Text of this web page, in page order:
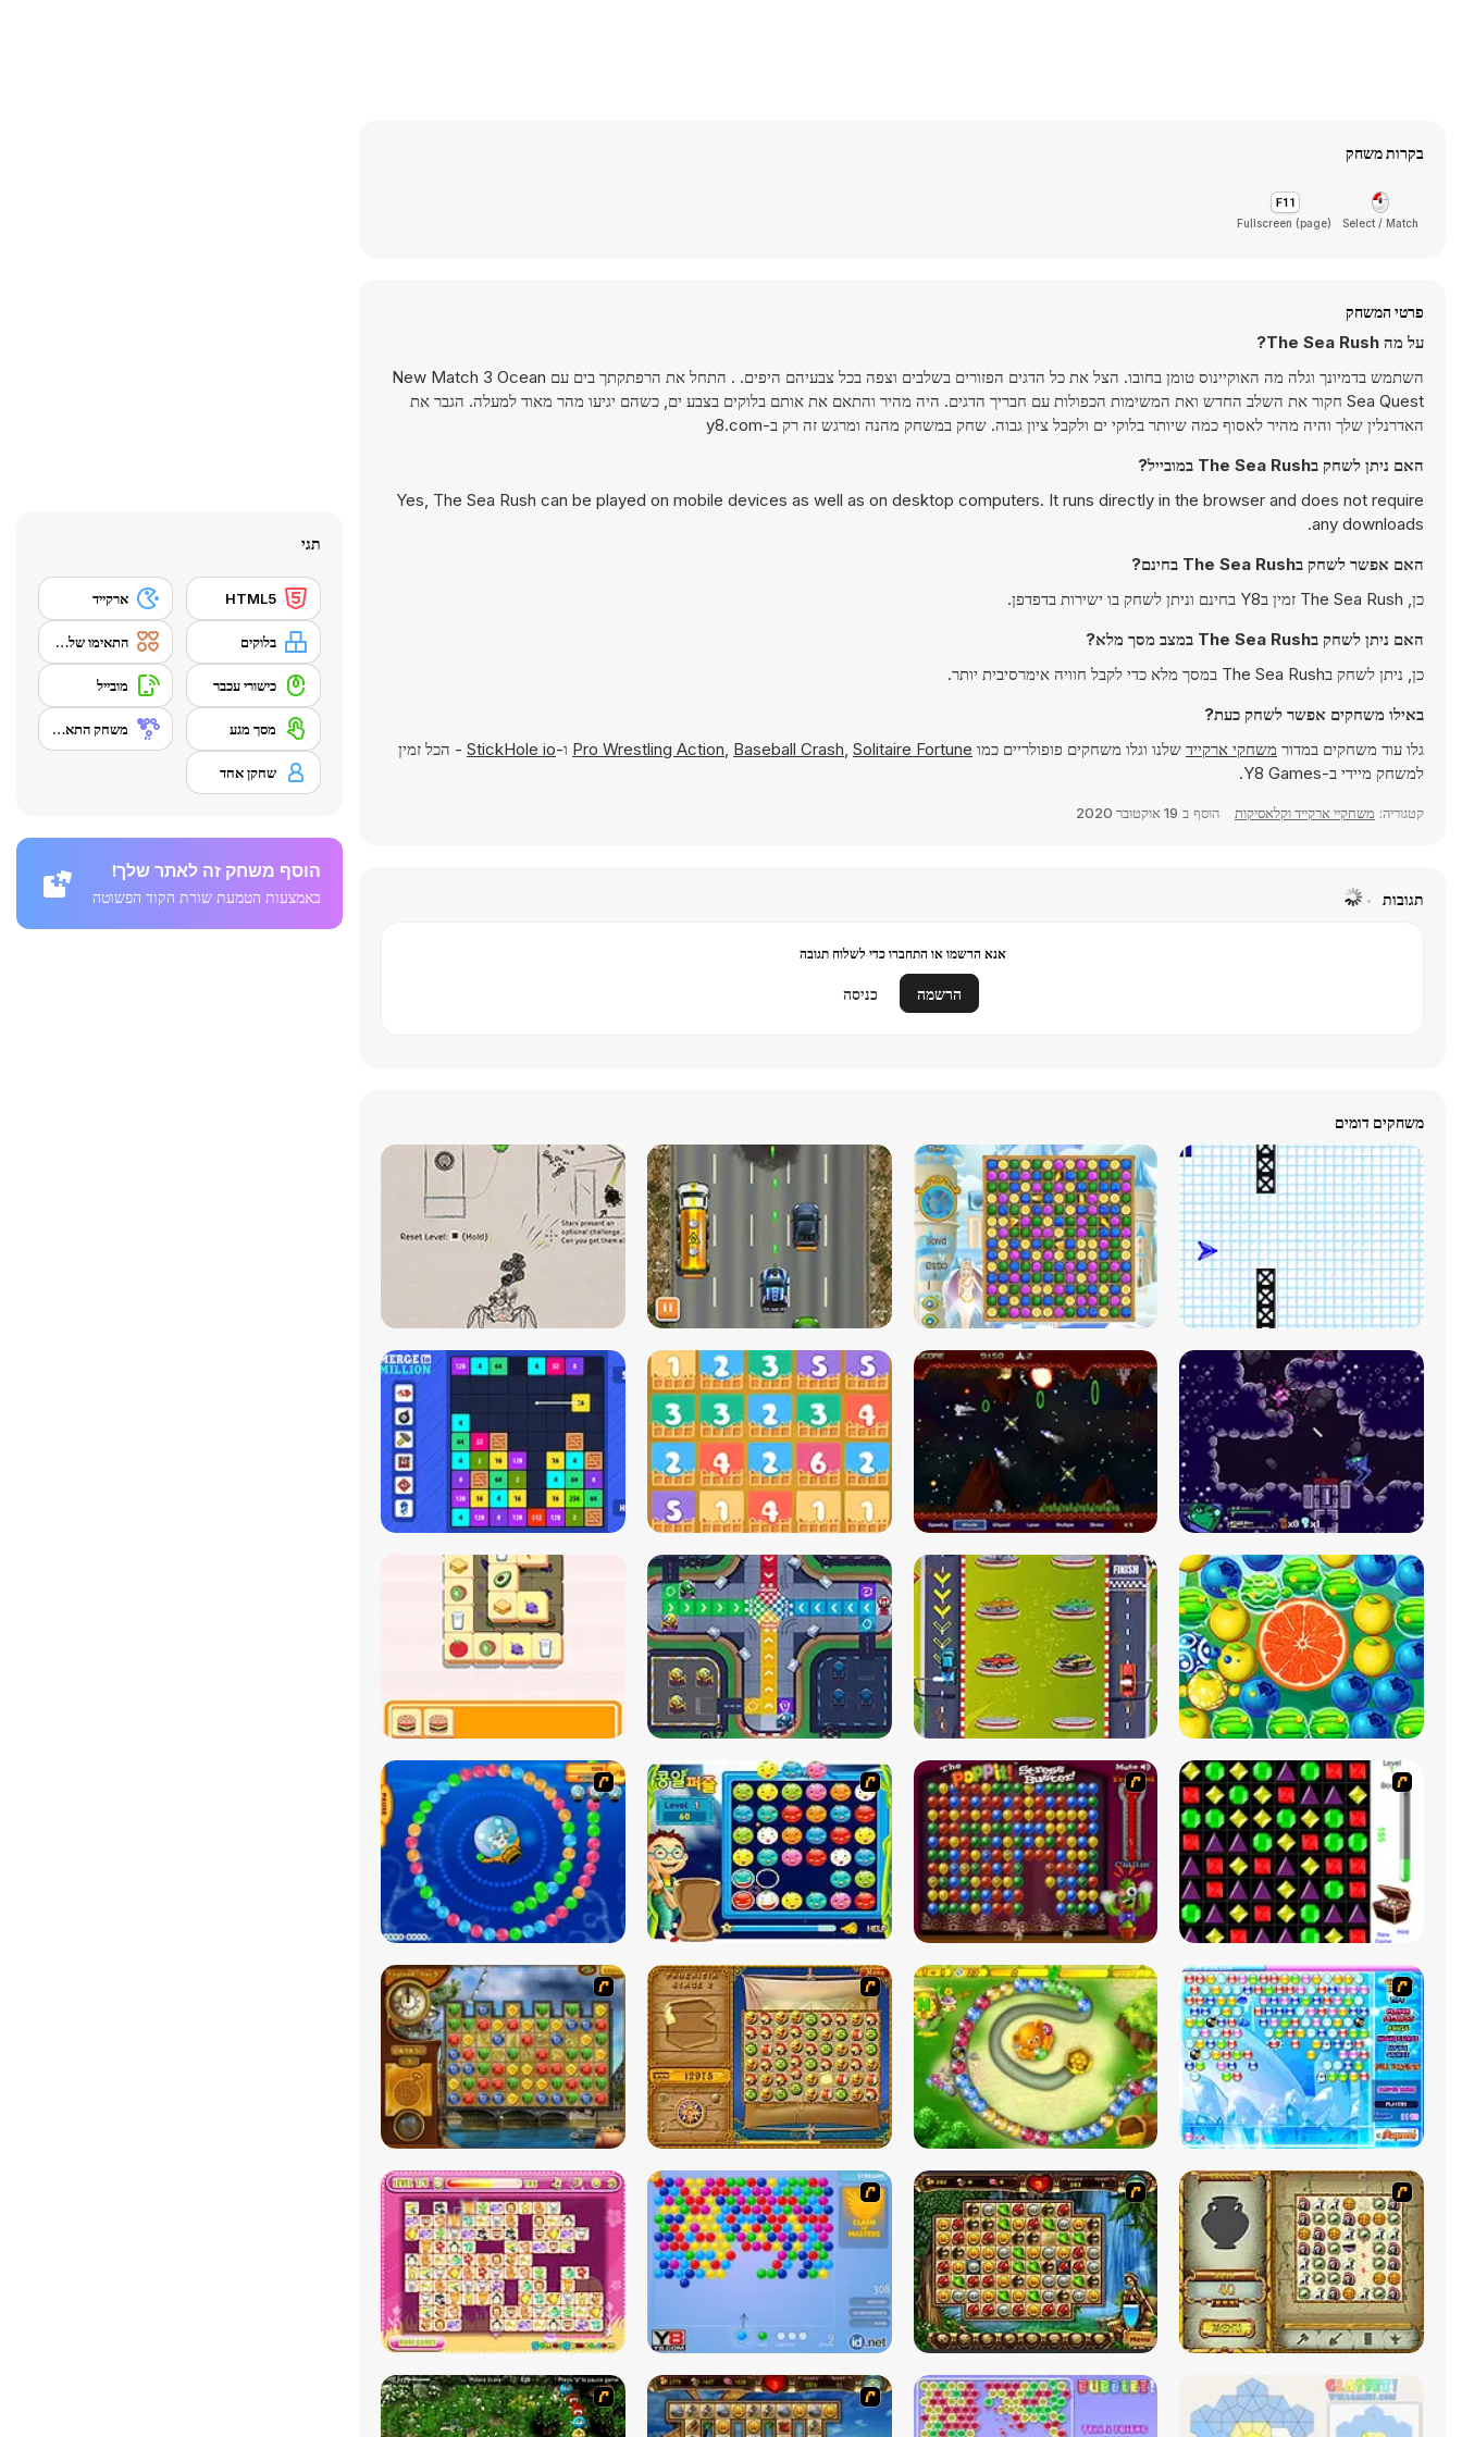
בקרות משחק
Select / Match
Fullscreen (page)
פרטי המשחק
על מה The Sea Rush?
השתמש בדמיונך וגלה מה האוקיינוס טומן בחובו. הצל את כל הדגים הפזורים בשלבים וצפה בכל צבעיהם היפים. . התחל את הרפתקתך בים עם New Match 3 Ocean
Sea Quest חקור את השלב החדש ואת המשימות הכפולות עם חבריך הדגים. היה מהיר והתאם את אותם בלוקים בצבע ים, כשהם יגיעו מהר מאוד למעלה. הגבר את
האדרנלין שלך והיה מהיר לאסוף כמה שיותר בלוקי ים ולקבל ציון גבוה. שחק במשחק מהנה ומרגש זה רק ב-y8.com
האם ניתן לשחק בThe Sea Rush במובייל?
Yes, The Sea Rush can be played on mobile devices as well as on desktop computers. It runs directly in the browser and does not require
any downloads.
האם אפשר לשחק בThe Sea Rush בחינם?
כן, The Sea Rush זמין בY8 בחינם וניתן לשחק בו ישירות בדפדפן.
האם ניתן לשחק בThe Sea Rush במצב מסך מלא?
כן, ניתן לשחק בThe Sea Rush במסך מלא כדי לקבל חוויה אימרסיבית יותר.
באילו משחקים אפשר לשחק כעת?
גלו עוד משחקים במדור משחקי ארקייד שלנו וגלו משחקים פופולריים כמו Pro Wrestling Action, Baseball Crash, Solitaire Fortune ו-StickHole io - הכל זמין
למשחק מיידי ב-Y8 Games.
קטגוריה: משחקיי ארקייד וקלאסיקות הוסף ב 19 אוקטובר 2020
תגובות
אנא הרשמו או התחברו כדי לשלוח תגובה
הרשמה כניסה
משחקים דומים
תגי
HTML5 ארקייד
בלוקים התאימו שלשה
כישורי עכבר מובייל
מסך מגע משחק התאמה
שחקן אחד
הוסף משחק זה לאתר שלך!
באמצעות הטמעת שורת הקוד הפשוטה